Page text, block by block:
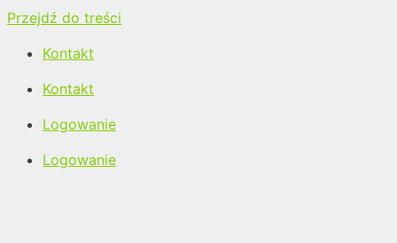
Przejdź do treści
Kontakt
Kontakt
Logowanie
Logowanie